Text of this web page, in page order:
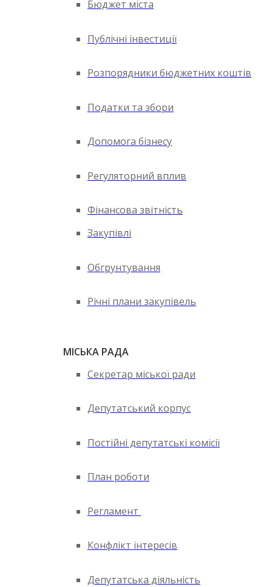
Бюджет міста
Публічні інвестиції
Розпорядники бюджетних коштів
Податки та збори
Допомога бізнесу
Регуляторний вплив
Фінансова звітність
Закупівлі
Обгрунтування
Річні плани закупівель
МІСЬКА РАДА
Секретар міської ради
Депутатський корпус
Постійні депутатські комісії
План роботи
Регламент
Конфлікт інтересів
Депутатська діяльність